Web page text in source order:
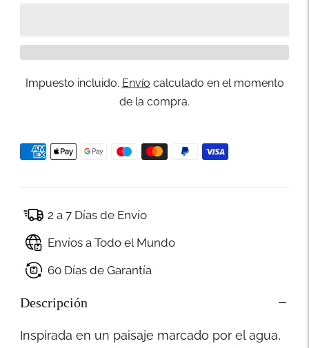
Impuesto incluido. Envío calculado en el momento
de la compra.
2 a 7 Días de Envío
Envíos a Todo el Mundo
60 Días de Garantía
Descripción
Inspirada en un paisaje marcado por el agua,